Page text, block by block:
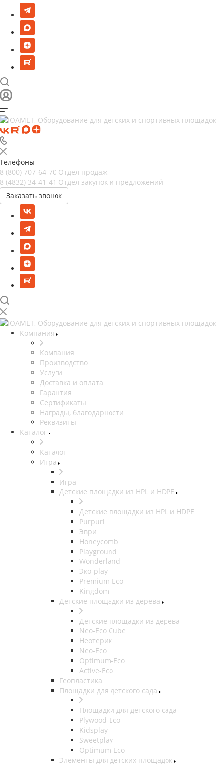
Телефоны
8 (800) 707-64-70 Отдел продаж
8 (4832) 34-41-41 Отдел закупок и предложений
Заказать звонок
Компания
Компания
Производство
Услуги
Доставка и оплата
Гарантия
Сертификаты
Награды, благодарности
Реквизиты
Каталог
Каталог
Игра
Игра
Детские площадки из HPL и HDPE
Детские площадки из HPL и HDPE
Purpuri
Эври
Honeycomb
Playground
Wonderland
Эко-play
Premium-Eco
Kingdom
Детские площадки из дерева
Детские площадки из дерева
Neo-Eco Cube
Неотерик
Neo-Eco
Оptimum-Еco
Active-Eco
Геопластика
Площадки для детского сада
Площадки для детского сада
Plywood-Eco
Kidsplay
Sweetplay
Оptimum-Еco
Элементы для детских площадок